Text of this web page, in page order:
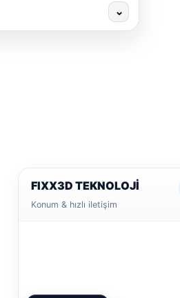
⌄
FIXX3D TEKNOLOJİ
Konum & hızlı iletişim